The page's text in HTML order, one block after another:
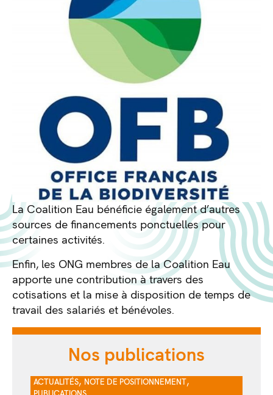
La Coalition Eau bénéficie également d’autres
sources de financements ponctuelles pour
certaines activités.
Enfin, les ONG membres de la Coalition Eau
apporte une contribution à travers des
cotisations et la mise à disposition de temps de
travail des salariés et bénévoles.
Nos publications
ACTUALITÉS, NOTE DE POSITIONNEMENT,